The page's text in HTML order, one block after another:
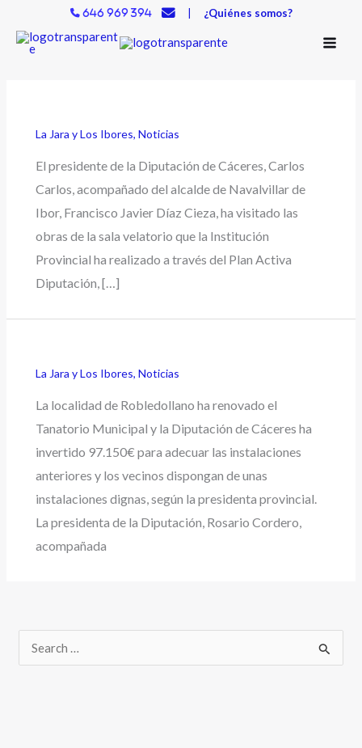
contenido
646 969 394 | ¿Quiénes somos?
La Jara y Los Ibores,Noticias
El presidente de la Diputación de Cáceres, Carlos
Carlos, acompañado del alcalde de Navalvillar de
Ibor, Francisco Javier Díaz Cieza, ha visitado las
obras de la sala velatorio que la Institución
Provincial ha realizado a través del Plan Activa
Diputación, […]
La Jara y Los Ibores,Noticias
La localidad de Robledollano ha renovado el
Tanatorio Municipal y la Diputación de Cáceres ha
invertido 97.150€ para adecuar las instalaciones
anteriores y los vecinos dispongan de unas
instalaciones dignas, según la presidenta provincial.
La presidenta de la Diputación, Rosario Cordero,
acompañada